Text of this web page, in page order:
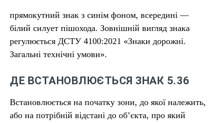
прямокутний знак з синім фоном, всередині —
білий силует пішохода. Зовнішній вигляд знака
регулюється ДСТУ 4100:2021 «Знаки дорожні.
Загальні технічні умови».
ДЕ ВСТАНОВЛЮЄТЬСЯ ЗНАК 5.36
Встановлюється на початку зони, до якої належить,
або на потрібній відстані до об’єкта, про який